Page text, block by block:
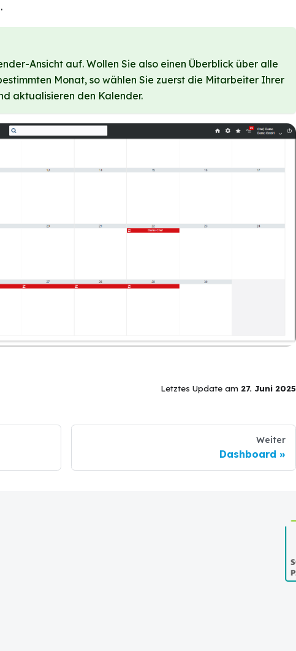
Ansicht auf. Wollen Sie also einen Überblick über alle
Monat, so wählen Sie zuerst die Mitarbeiter Ihrer
aktualisieren den Kalender.
Letztes Update am 27. Juni 2025
Weiter
Dashboard